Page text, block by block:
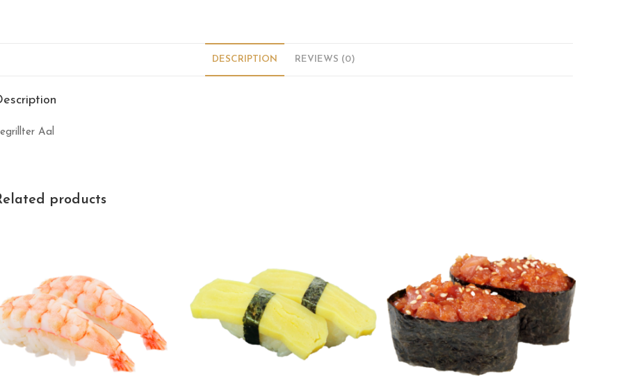
DESCRIPTION REVIEWS (0)
Aal
products